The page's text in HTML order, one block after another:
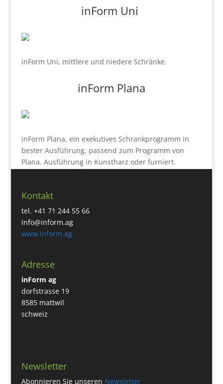
inForm Uni
inForm Uni, mittlere und niedere Schränke.
inForm Plana
inForm Plana, ein exekutives Schrankprogramm in
bester Ausführung, passend zum Programm von
Plana. Ausführung in Kunstharz oder furniert.
Kontakt
tel. +41 71 244 55 66
info@inform.ag
www.inform.ag
Adresse
inForm ag
dorfstrasse 19
8585 mattwil
schweiz
Newsletter
Abonnieren Sie unseren Newsletter